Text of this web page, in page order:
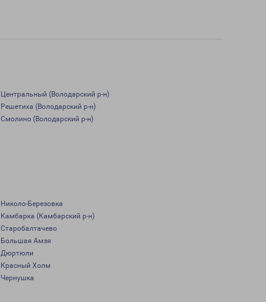
Центральный (Володарский р-н)
Решетиха (Володарский р-н)
Смолино (Володарский р-н)
Николо-Березовка
Камбарка (Камбарский р-н)
Старобалтачево
Большая Амзя
Дюртюли
Красный Холм
Чернушка